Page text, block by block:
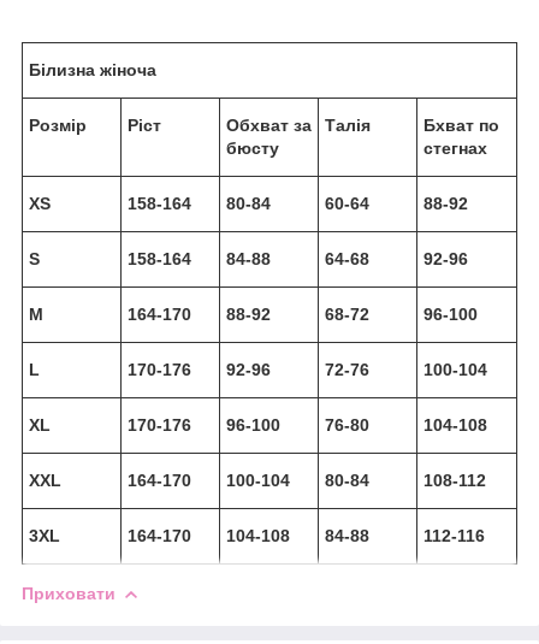
Білизна жіноча
Розмір Ріст
Обхват за
бюсту
Талія
Бхват по
стегнах
XS 158-164 80-84 60-64 88-92
S 158-164 84-88 64-68 92-96
M 164-170 88-92 68-72 96-100
L 170-176 92-96 72-76 100-104
XL 170-176 96-100 76-80 104-108
XXL 164-170 100-104 80-84 108-112
3XL 164-170 104-108 84-88 112-116
Приховати